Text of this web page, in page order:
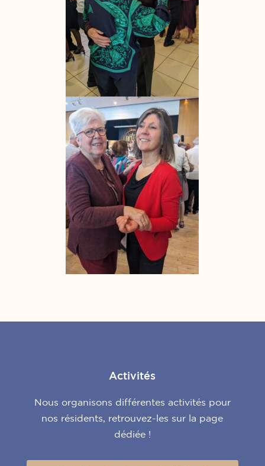
Activités
Nous organisons différentes activités pour
nos résidents, retrouvez-les sur la page
dédiée !